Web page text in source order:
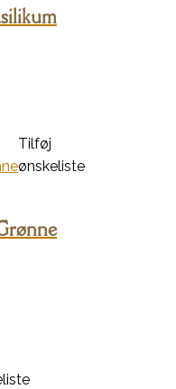
Tilføj
ønskeliste